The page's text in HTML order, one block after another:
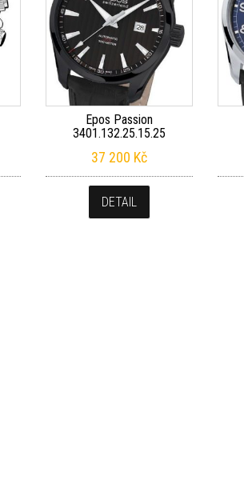
Epos Passion
3401.132.25.15.25
37 200 Kč
DETAIL